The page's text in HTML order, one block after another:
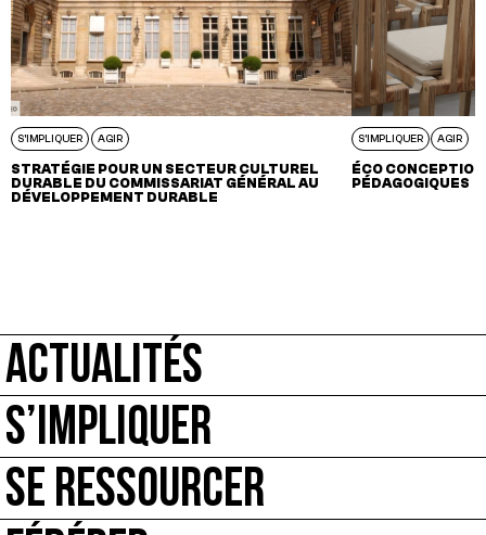
S'IMPLIQUER AGIR
STRATÉGIE POUR UN SECTEUR CULTUREL
DURABLE DU COMMISSARIAT GÉNÉRAL AU
DÉVELOPPEMENT DURABLE
S'IMPLIQUER AGIR
ÉCO
PÉDAGOGIQUES
ACTUALITÉS
S’IMPLIQUER
SE RESSOURCER